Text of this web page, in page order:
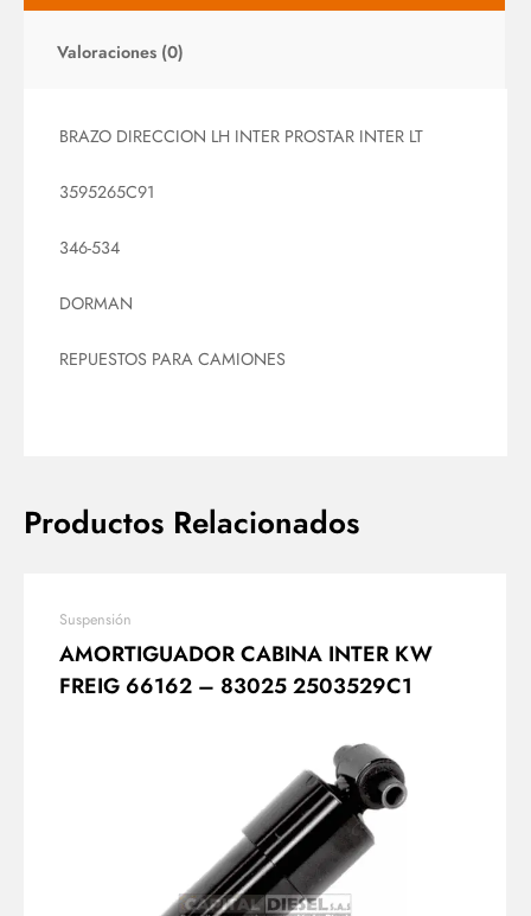
Valoraciones (0)
BRAZO DIRECCION LH INTER PROSTAR INTER LT
3595265C91
346-534
DORMAN
REPUESTOS PARA CAMIONES
Productos Relacionados
Suspensión
AMORTIGUADOR CABINA INTER KW
FREIG 66162 – 83025 2503529C1